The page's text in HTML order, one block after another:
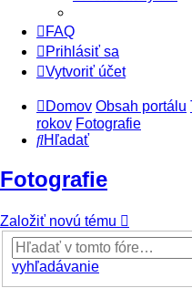
FAQ
Prihlásiť sa
Vytvoriť účet
Domov Obsah portálu
rokov Fotografie
Hľadať
Fotografie
Založiť novú tému
vyhľadávanie